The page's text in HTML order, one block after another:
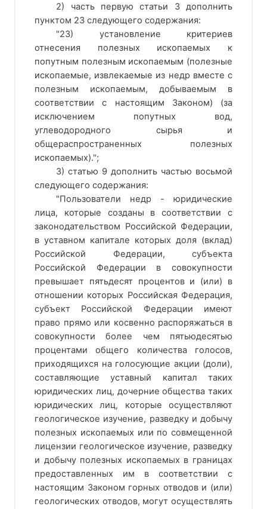
2) часть первую статьи 3 дополнить
пунктом 23 следующего содержания:
"23) установление критериев
отнесения полезных ископаемых к
попутным полезным ископаемым (полезные
ископаемые, извлекаемые из недр вместе с
полезным ископаемым, добываемым в
соответствии с настоящим Законом) (за
исключением попутных вод,
углеводородного сырья и
общераспространенных полезных
ископаемых).";
3) статью 9 дополнить частью восьмой
следующего содержания:
"Пользователи недр - юридические
лица, которые созданы в соответствии с
законодательством Российской Федерации,
в уставном капитале которых доля (вклад)
Российской Федерации, субъекта
Российской Федерации в совокупности
превышает пятьдесят процентов и (или) в
отношении которых Российская Федерация,
субъект Российской Федерации имеют
право прямо или косвенно распоряжаться в
совокупности более чем пятьюдесятью
процентами общего количества голосов,
приходящихся на голосующие акции (доли),
составляющие уставный капитал таких
юридических лиц, дочерние общества таких
юридических лиц, которые осуществляют
геологическое изучение, разведку и добычу
полезных ископаемых или по совмещенной
лицензии геологическое изучение, разведку
и добычу полезных ископаемых в границах
предоставленных им в соответствии с
настоящим Законом горных отводов и (или)
геологических отводов, могут осуществлять